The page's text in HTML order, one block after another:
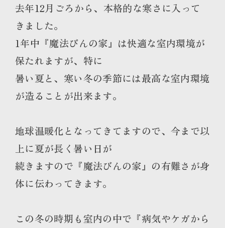
去年12月ごろから、本格的な寒さに入って
きました。
1年中『魔法びんの家』は快適な室内環境が
保たれますが、特に
暑い夏と、寒い冬の季節には最高な室内環境
が造ることが出来ます。
地球温暖化となってきてますので、今まで以
上に夏が長く暑い日が
続きますので『魔法びんの家』の有難さが身
体に伝わってきます。
この冬の時期も室内の中で『病気やケガから